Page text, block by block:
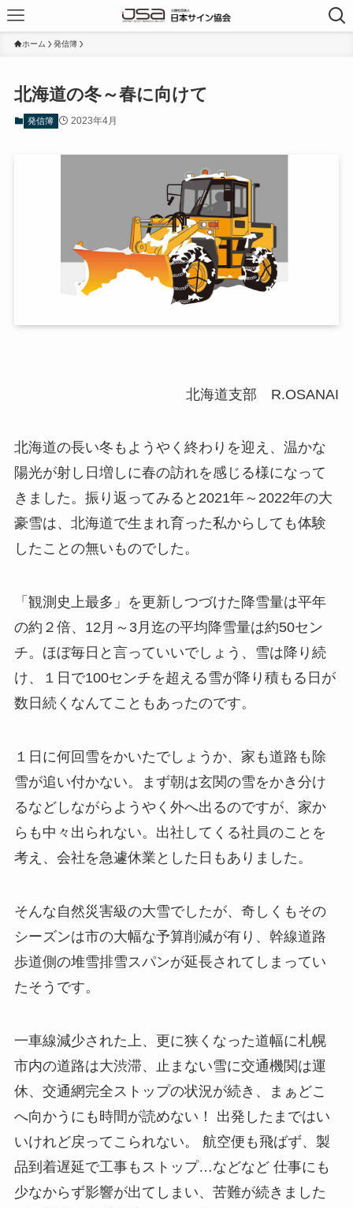
ホーム 発信簿
北海道の冬～春に向けて
発信簿 2023年4月
北海道支部 R.OSANAI
北海道の長い冬もようやく終わりを迎え、温かな
陽光が射し日増しに春の訪れを感じる様になって
きました。振り返ってみると2021年～2022年の大
豪雪は、北海道で生まれ育った私からしても体験
したことの無いものでした。
「観測史上最多」を更新しつづけた降雪量は平年
の約２倍、12月～3月迄の平均降雪量は約50セン
チ。ほぼ毎日と言っていいでしょう、雪は降り続
け、１日で100センチを超える雪が降り積もる日が
数日続くなんてこともあったのです。
１日に何回雪をかいたでしょうか、家も道路も除
雪が追い付かない。まず朝は玄関の雪をかき分け
るなどしながらようやく外へ出るのですが、家か
らも中々出られない。出社してくる社員のことを
考え、会社を急遽休業とした日もありました。
そんな自然災害級の大雪でしたが、奇しくもその
シーズンは市の大幅な予算削減が有り、幹線道路
歩道側の堆雪排雪スパンが延長されてしまってい
たそうです。
一車線減少された上、更に狭くなった道幅に札幌
市内の道路は大渋滞、止まない雪に交通機関は運
休、交通網完全ストップの状況が続き、まぁどこ
へ向かうにも時間が読めない！ 出発したまではい
いけれど戻ってこられない。 航空便も飛ばず、製
品到着遅延で工事もストップ…などなど 仕事にも
少なからず影響が出てしまい、苦難が続きました